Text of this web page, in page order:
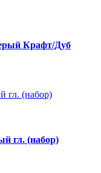
Крафт/Дуб
гл. (набор)